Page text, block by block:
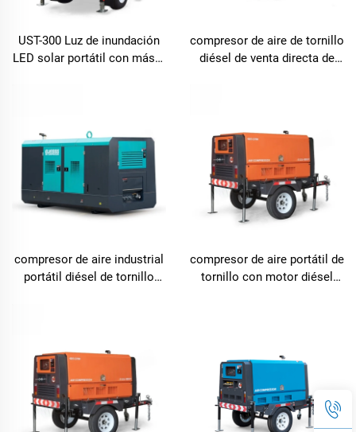
UST-300 Luz de inundación
LED solar portátil con mástil
compresor de aire de tornillo
diésel de venta directa de
compresor de aire industrial
portátil diésel de tornillo
compresor de aire portátil de
tornillo con motor diésel